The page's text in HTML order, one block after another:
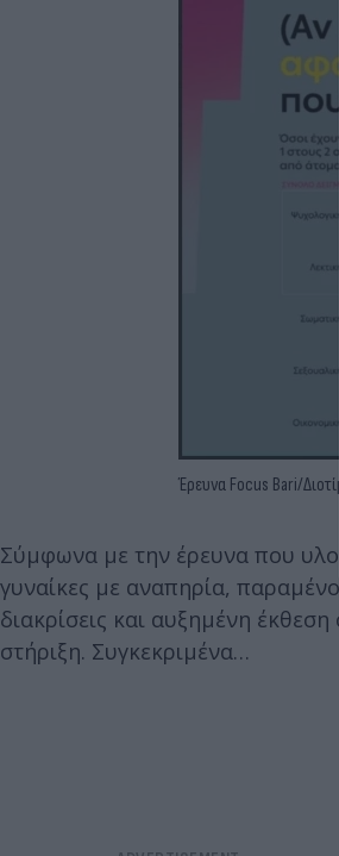
Έρευνα Focus Bari/
Σύμφωνα με την έρευνα που
γυναίκες µε αναπηρία,
διακρίσεις και αυξημένη
στήριξη. Συγκεκριμένα…